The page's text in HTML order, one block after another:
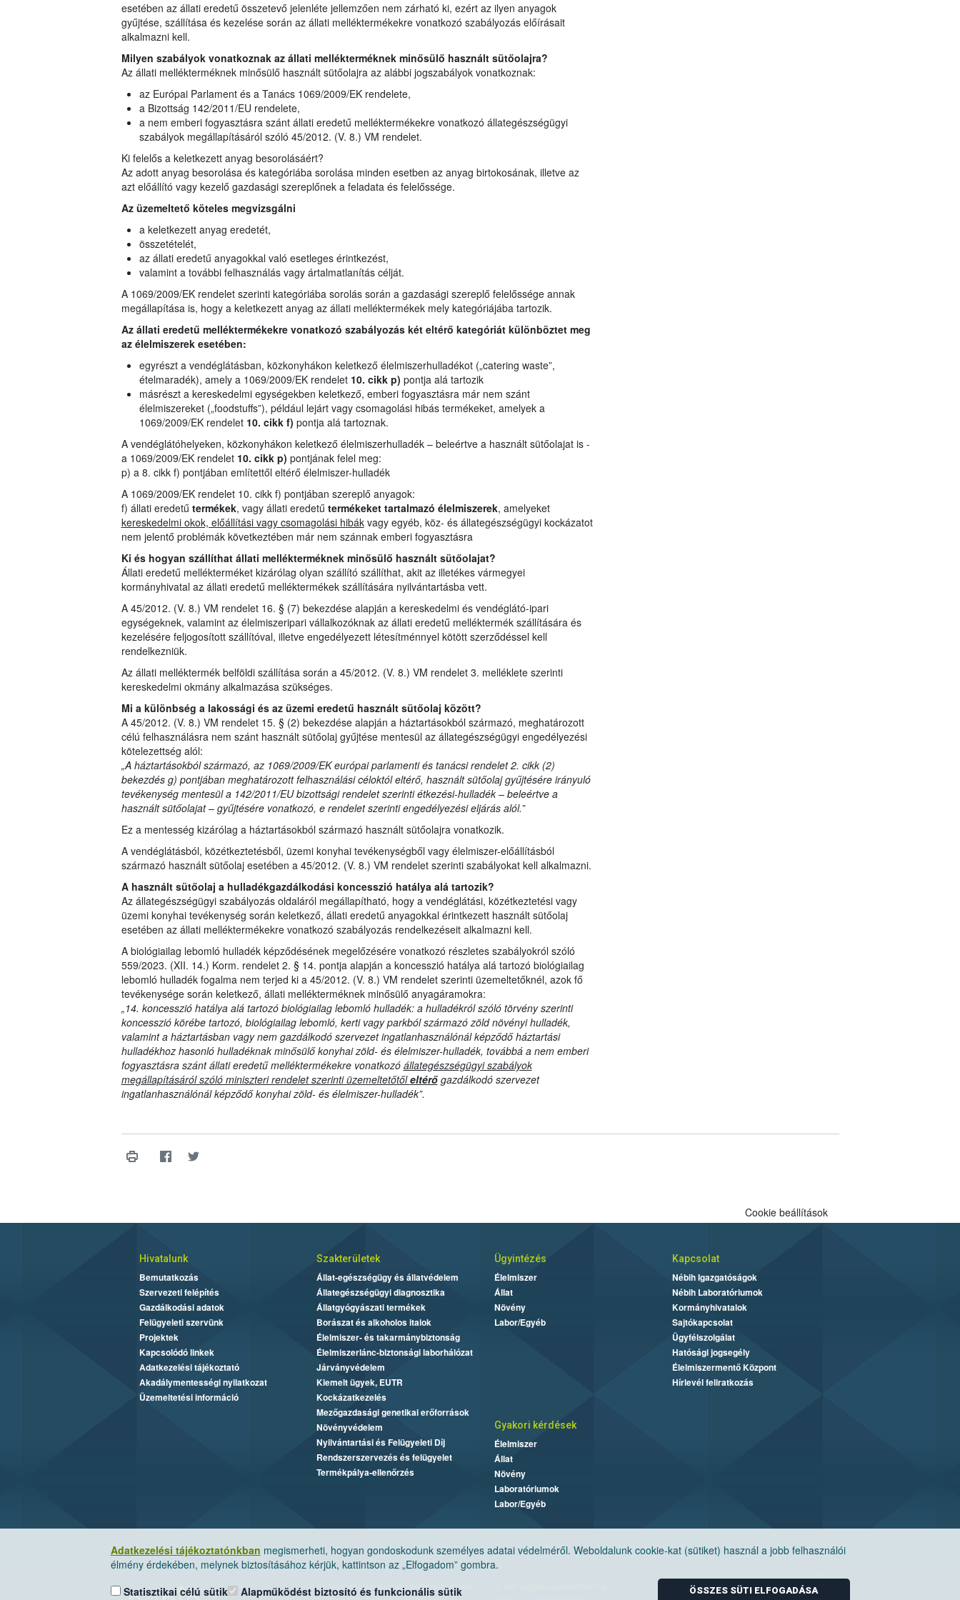
esetében az állati eredetű összetevő jelenléte jellemzően nem zárható ki, ezért az ilyen anyagok
gyűjtése, szállítása és kezelése során az állati melléktermékekre vonatkozó szabályozás előírásait
alkalmazni kell.
Milyen szabályok vonatkoznak az állati mellékterméknek minősülő használt sütőolajra?
Az állati mellékterméknek minősülő használt sütőolajra az alábbi jogszabályok vonatkoznak:
az Európai Parlament és a Tanács 1069/2009/EK rendelete,
a Bizottság 142/2011/EU rendelete,
a nem emberi fogyasztásra szánt állati eredetű melléktermékekre vonatkozó állategészségügyi
szabályok megállapításáról szóló 45/2012. (V. 8.) VM rendelet.
Ki felelős a keletkezett anyag besorolásáért?
Az adott anyag besorolása és kategóriába sorolása minden esetben az anyag birtokosának, illetve az
azt előállító vagy kezelő gazdasági szereplőnek a feladata és felelőssége.
Az üzemeltető köteles megvizsgálni
a keletkezett anyag eredetét,
összetételét,
az állati eredetű anyagokkal való esetleges érintkezést,
valamint a további felhasználás vagy ártalmatlanítás célját.
A 1069/2009/EK rendelet szerinti kategóriába sorolás során a gazdasági szereplő felelőssége annak
megállapítása is, hogy a keletkezett anyag az állati melléktermékek mely kategóriájába tartozik.
Az állati eredetű melléktermékekre vonatkozó szabályozás két eltérő kategóriát különböztet meg
az élelmiszerek esetében:
egyrészt a vendéglátásban, közkonyhákon keletkező élelmiszerhulladékot („catering waste”,
ételmaradék), amely a 1069/2009/EK rendelet 10. cikk p) pontja alá tartozik
másrészt a kereskedelmi egységekben keletkező, emberi fogyasztásra már nem szánt
élelmiszereket („foodstuffs”), például lejárt vagy csomagolási hibás termékeket, amelyek a
1069/2009/EK rendelet 10. cikk f) pontja alá tartoznak.
A vendéglátóhelyeken, közkonyhákon keletkező élelmiszerhulladék – beleértve a használt sütőolajat is -
a 1069/2009/EK rendelet 10. cikk p) pontjának felel meg:
p) a 8. cikk f) pontjában említettől eltérő élelmiszer-hulladék
A 1069/2009/EK rendelet 10. cikk f) pontjában szereplő anyagok:
f) állati eredetű termékek, vagy állati eredetű termékeket tartalmazó élelmiszerek, amelyeket
kereskedelmi okok, előállítási vagy csomagolási hibákvagy egyéb, köz- és állategészségügyi kockázatot
nem jelentő problémák következtében már nem szánnak emberi fogyasztásra
Ki és hogyan szállíthat állati mellékterméknek minősülő használt sütőolajat?
Állati eredetű mellékterméket kizárólag olyan szállító szállíthat, akit az illetékes vármegyei
kormányhivatal az állati eredetű melléktermékek szállítására nyilvántartásba vett.
A 45/2012. (V. 8.) VM rendelet 16. § (7) bekezdése alapján a kereskedelmi és vendéglátó-ipari
egységeknek, valamint az élelmiszeripari vállalkozóknak az állati eredetű melléktermék szállítására és
kezelésére feljogosított szállítóval, illetve engedélyezett létesítménnyel kötött szerződéssel kell
rendelkezniük.
Az állati melléktermék belföldi szállítása során a 45/2012. (V. 8.) VM rendelet 3. melléklete szerinti
kereskedelmi okmány alkalmazása szükséges.
Mi a különbség a lakossági és az üzemi eredetű használt sütőolaj között?
A 45/2012. (V. 8.) VM rendelet 15. § (2) bekezdése alapján a háztartásokból származó, meghatározott
célú felhasználásra nem szánt használt sütőolaj gyűjtése mentesül az állategészségügyi engedélyezési
kötelezettség alól:
„A háztartásokból származó, az 1069/2009/EK európai parlamenti és tanácsi rendelet 2. cikk (2)
bekezdés g) pontjában meghatározott felhasználási céloktól eltérő, használt sütőolaj gyűjtésére irányuló
tevékenység mentesül a 142/2011/EU bizottsági rendelet szerinti étkezési-hulladék – beleértve a
használt sütőolajat – gyűjtésére vonatkozó, e rendelet szerinti engedélyezési eljárás alól.”
Ez a mentesség kizárólag a háztartásokból származó használt sütőolajra vonatkozik.
A vendéglátásból, közétkeztetésből, üzemi konyhai tevékenységből vagy élelmiszer-előállításból
származó használt sütőolaj esetében a 45/2012. (V. 8.) VM rendelet szerinti szabályokat kell alkalmazni.
A használt sütőolaj a hulladékgazdálkodási koncesszió hatálya alá tartozik?
Az állategészségügyi szabályozás oldaláról megállapítható, hogy a vendéglátási, közétkeztetési vagy
üzemi konyhai tevékenység során keletkező, állati eredetű anyagokkal érintkezett használt sütőolaj
esetében az állati melléktermékekre vonatkozó szabályozás rendelkezéseit alkalmazni kell.
A biológiailag lebomló hulladék képződésének megelőzésére vonatkozó részletes szabályokról szóló
559/2023. (XII. 14.) Korm. rendelet 2. § 14. pontja alapján a koncesszió hatálya alá tartozó biológiailag
lebomló hulladék fogalma nem terjed ki a 45/2012. (V. 8.) VM rendelet szerinti üzemeltetőknél, azok fő
tevékenysége során keletkező, állati mellékterméknek minősülő anyagáramokra:
„14. koncesszió hatálya alá tartozó biológiailag lebomló hulladék: a hulladékról szóló törvény szerinti
koncesszió körébe tartozó, biológiailag lebomló, kerti vagy parkból származó zöld növényi hulladék,
valamint a háztartásban vagy nem gazdálkodó szervezet ingatlanhasználónál képződő háztartási
hulladékhoz hasonló hulladéknak minősülő konyhai zöld- és élelmiszer-hulladék, továbbá a nem emberi
fogyasztásra szánt állati eredetű melléktermékekre vonatkozó állategészségügyi szabályok
megállapításáról szóló miniszteri rendelet szerinti üzemeltetőtőleltérőgazdálkodó szervezet
ingatlanhasználónál képződő konyhai zöld- és élelmiszer-hulladék”.
Adatkezelési tájékoztatónkban megismerheti, hogyan gondoskodunk személyes adatai védelméről. Weboldalunk cookie-kat (sütiket) használ a jobb felhasználói
élmény érdekében, melynek biztosításához kérjük, kattintson az „Elfogadom” gombra.
Statisztikai célú sütik
Alapműködést biztosító és funkcionális sütik ÖSSZES SÜTI ELFOGADÁSA
Cookie beállítások
Hivatalunk
Bemutatkozás
Szervezeti felépítés
Gazdálkodási adatok
Felügyeleti szervünk
Projektek
Kapcsolódó linkek
Adatkezelési tájékoztató
Akadálymentességi nyilatkozat
Üzemeltetési információ
Szakterületek
Állat-egészségügy és állatvédelem
Állategészségügyi diagnosztika
Állatgyógyászati termékek
Borászat és alkoholos italok
Élelmiszer- és takarmánybiztonság
Élelmiszerlánc-biztonsági laborhálózat
Járványvédelem
Kiemelt ügyek, EUTR
Kockázatkezelés
Mezőgazdasági genetikai erőforrások
Növényvédelem
Nyilvántartási és Felügyeleti Díj
Rendszerszervezés és felügyelet
Termékpálya-ellenőrzés
Ügyintézés
Élelmiszer
Állat
Növény
Labor/Egyéb
Kapcsolat
Nébih Igazgatóságok
Nébih Laboratóriumok
Kormányhivatalok
Sajtókapcsolat
Ügyfélszolgálat
Hatósági jogsegély
Élelmiszermentő Központ
Hírlevél feliratkozás
Gyakori kérdések
Élelmiszer
Állat
Növény
Laboratóriumok
Labor/Egyéb
Nemzeti Élelmiszerlánc-biztonsági Hivatal